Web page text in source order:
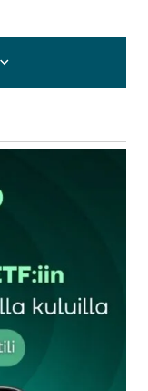
kirjautua
Pakolliset